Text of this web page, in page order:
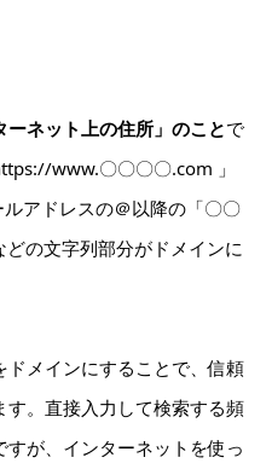
ーネット上の住所」のことで
www.〇〇〇〇.com 」
アドレスの＠以降の「〇〇
の文字列部分がドメインに
メインにすることで、信頼
。直接入力して検索する頻
が、インターネットを使っ